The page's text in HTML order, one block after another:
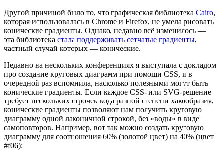
Другой причиной было то, что графическая библиотека Cairo,
которая использовалась в Chrome и Firefox, не умела рисовать
конические градиенты. Однако, недавно всё изменилось —
эта библиотека стала поддерживать сетчатые градиенты,
частный случай которых — конические.
Недавно на нескольких конференциях я выступала с докладом
про создание круговых диаграмм при помощи CSS, и в
очередной раз вспомнила, насколько полезными могут быть
конические градиенты. Если каждое CSS- или SVG-решение
требует нескольких строчек кода разной степени хакообразия,
конические градиенты позволяют нам получить круговую
диаграмму одной лаконичной строкой, без «воды» в виде
самоповторов. Например, вот так можно создать круговую
диаграмму для соотношения 60% (золотой цвет) на 40% (цвет
#f06):